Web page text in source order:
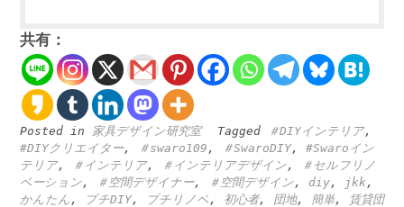
共有：
Posted in 家具デザイン研究室 Tagged ＃DIYインテリア,
#DIYクリエイター, ＃swaro109 , ＃SwaroDIY, #Swaroイン
テリア, ＃インテリア, ＃インテリアデザイン,
＃セルフリノ
ベーション, ＃空間デザイナー, ＃空間デザイン, diy, jkk ,
かんたん , プチDIY, プチリノベ , 初心者, 団地, 簡単,
賃貸団